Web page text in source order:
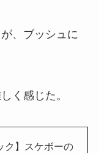
、ブッシュに
く感じた。
ク】スケボーの